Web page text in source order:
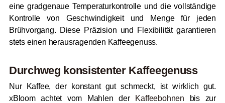
eine gradgenaue Temperaturkontrolle und die vollständige
Kontrolle von Geschwindigkeit und Menge für jeden
Brühvorgang. Diese Präzision und Flexibilität garantieren
stets einen herausragenden Kaffeegenuss.
Durchweg konsistenter Kaffeegenuss
Nur Kaffee, der konstant gut schmeckt, ist wirklich gut.
xBloom achtet vom Mahlen der Kaffeebohnen bis zur